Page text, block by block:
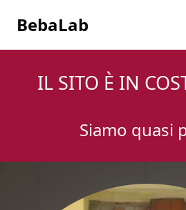
BebaLab
IL SITO È IN
Siamo quasi